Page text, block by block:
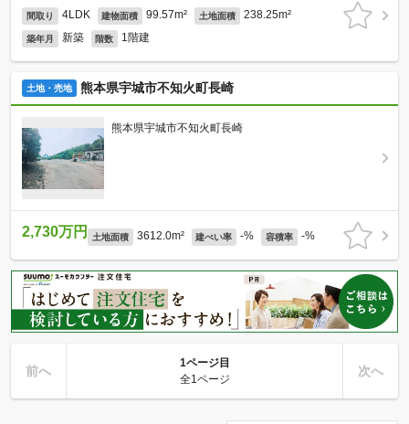
間取り 4LDK 建物面積 99.57m² 土地面積 238.25m²
築年月 新築 階数 1階建
土地・売地 熊本県宇城市不知火町長崎
熊本県宇城市不知火町長崎
2,730万円 土地面積 3612.0m² 建ぺい率 -% 容積率 -%
前へ
1ページ目
全1ページ
次へ